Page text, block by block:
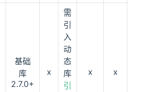
基础
库
2.7.0+
x
需
引
入
动
态
库
引
x x